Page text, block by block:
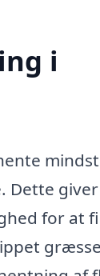
i
Dette
for at